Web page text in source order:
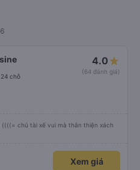
chỗ
4.0
(64 đánh giá)
((((= chú tài xế vui mà thân thiện xách
Xem giá